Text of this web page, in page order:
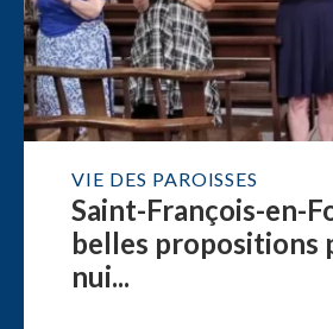
VIE DES PAROISSES
Saint-François-en-
belles propositions
nui...